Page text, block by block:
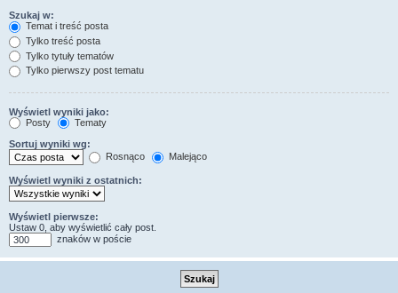
Szukaj w:
Temat i treść posta
Tylko treść posta
Tylko tytuły tematów
Tylko pierwszy post tematu
Wyświetl wyniki jako:
Posty
Tematy
Sortuj wyniki wg:
Rosnąco
Malejąco
Wyświetl wyniki z ostatnich:
Wyświetl pierwsze:
Ustaw 0, aby wyświetlić cały post.
znaków w poście